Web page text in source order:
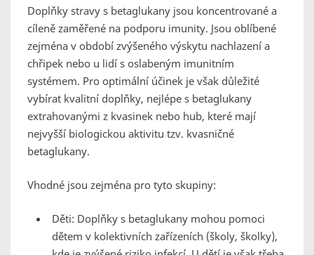
Doplňky stravy s betaglukany jsou koncentrované a
cíleně zaměřené na podporu imunity. Jsou oblíbené
zejména v období zvýšeného výskytu nachlazení a
chřipek nebo u lidí s oslabeným imunitním
systémem. Pro optimální účinek je však důležité
vybírat kvalitní doplňky, nejlépe s betaglukany
extrahovanými z kvasinek nebo hub, které mají
nejvyšší biologickou aktivitu tzv. kvasničné
betaglukany.
Vhodné jsou zejména pro tyto skupiny:
Děti: Doplňky s betaglukany mohou pomoci
dětem v kolektivních zařízeních (školy, školky),